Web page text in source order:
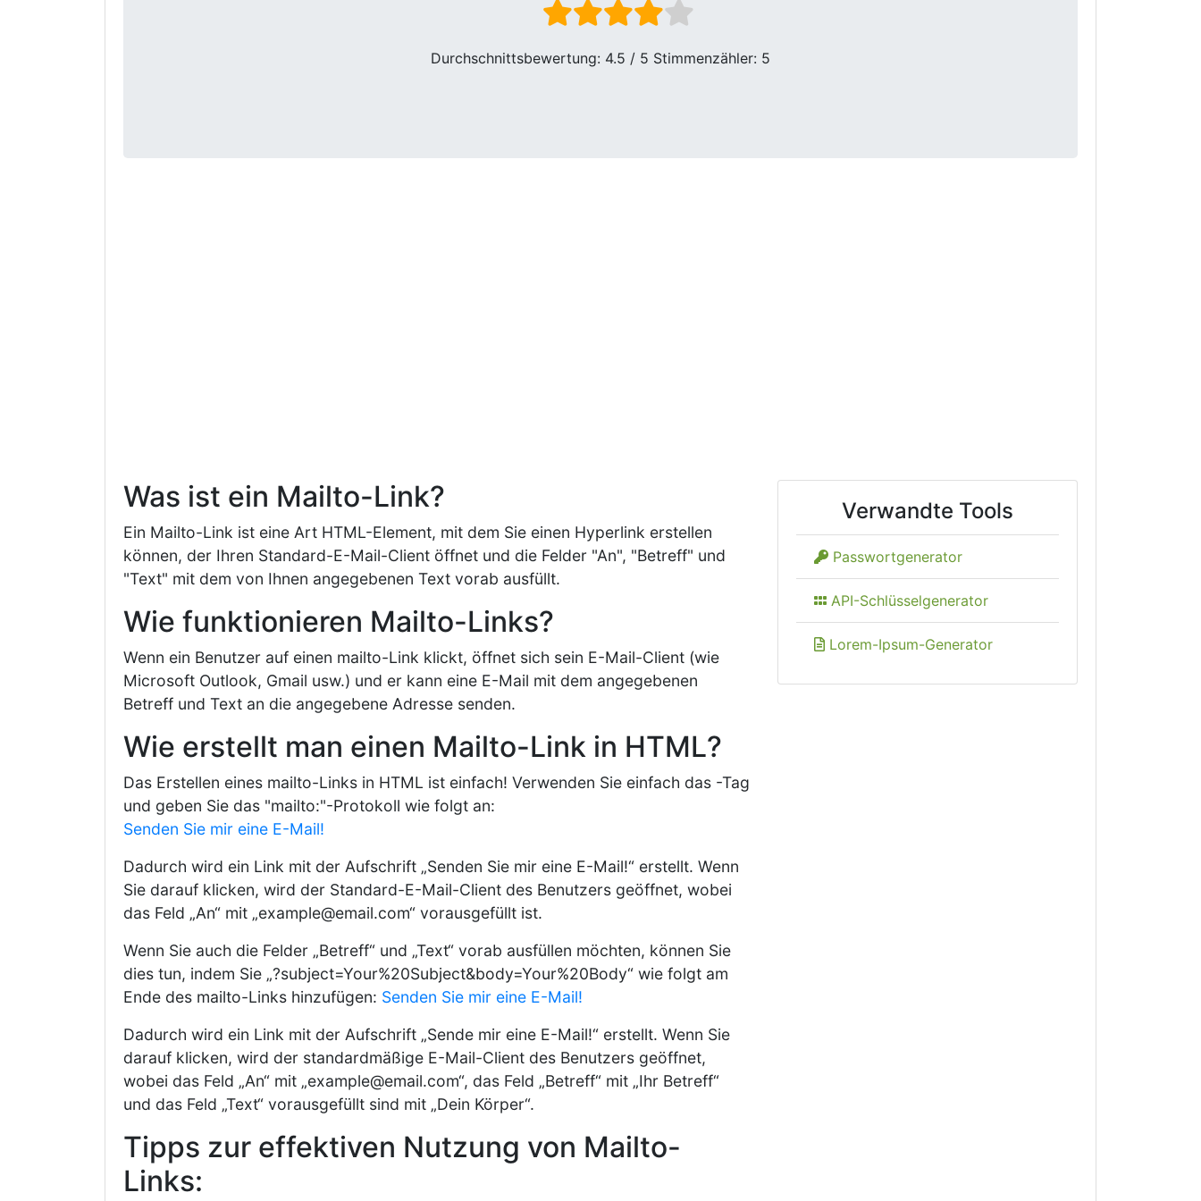
Durchschnittsbewertung: 4.5 / 5 Stimmenzähler: 5
Was ist ein Mailto-Link?
Ein Mailto-Link ist eine Art HTML-Element, mit dem Sie einen Hyperlink erstellen
können, der Ihren Standard-E-Mail-Client öffnet und die Felder "An", "Betreff" und
"Text" mit dem von Ihnen angegebenen Text vorab ausfüllt.
Wie funktionieren Mailto-Links?
Wenn ein Benutzer auf einen mailto-Link klickt, öffnet sich sein E-Mail-Client (wie
Microsoft Outlook, Gmail usw.) und er kann eine E-Mail mit dem angegebenen
Betreff und Text an die angegebene Adresse senden.
Wie erstellt man einen Mailto-Link in HTML?
Das Erstellen eines mailto-Links in HTML ist einfach! Verwenden Sie einfach das -Tag
und geben Sie das "mailto:"-Protokoll wie folgt an:
Senden Sie mir eine E-Mail!
Dadurch wird ein Link mit der Aufschrift „Senden Sie mir eine E-Mail!“ erstellt. Wenn
Sie darauf klicken, wird der Standard-E-Mail-Client des Benutzers geöffnet, wobei
das Feld „An“ mit „example@email.com“ vorausgefüllt ist.
Wenn Sie auch die Felder „Betreff“ und „Text“ vorab ausfüllen möchten, können Sie
dies tun, indem Sie „?subject=Your%20Subject&body=Your%20Body“ wie folgt am
Ende des mailto-Links hinzufügen: Senden Sie mir eine E-Mail!
Dadurch wird ein Link mit der Aufschrift „Sende mir eine E-Mail!“ erstellt. Wenn Sie
darauf klicken, wird der standardmäßige E-Mail-Client des Benutzers geöffnet,
wobei das Feld „An“ mit „example@email.com“, das Feld „Betreff“ mit „Ihr Betreff“
und das Feld „Text“ vorausgefüllt sind mit „Dein Körper“.
Tipps zur effektiven Nutzung von Mailto-
Links:
Verwandte Tools
Passwortgenerator
API-Schlüsselgenerator
Lorem-Ipsum-Generator